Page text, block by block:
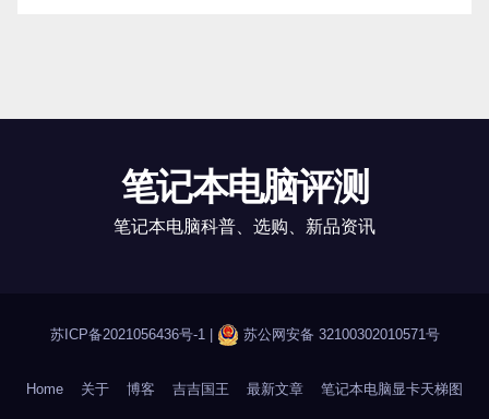
笔记本电脑评测
笔记本电脑科普、选购、新品资讯
苏ICP备2021056436号-1 苏公网安备 32100302010571号
Home 关于 博客 吉吉国王 最新文章 笔记本电脑显卡天梯图